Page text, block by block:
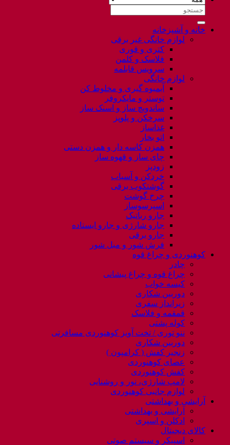
جستجو
خانه و آشپزخانه
لوازم خانگی غیر برقی
کتری و قوری
فلاسک و کلمن
سرویس قابلمه
لوازم خانگی
آبمیوه گیری و مخلوط کن
توستر و مایکروفر
ساندویچ ساز و اسنک ساز
سرخکن و پلوپز
غذاساز
اتو بخار
همزن کاسه دار و همزن دستی
چای ساز و قهوه ساز
زودپز
خردکن و آسیاب
گوشتکوب برقی
چرخ گوشت
اسپرسوساز
جارو رباتیک
جارو شارژی و جارو ایستاده
جارو برقی
فرش شور و مبل شور
کوهنوردی و چراغ قوه
چادر
چراغ قوه و چراغ پیشانی
کیسه خواب
دوربین شکاری
زیرانداز سفری
قمقمه و فلاسک
کوله پشتی
ننو توری / تخت آویز کوهنوردی مسافرتی
دوربین شکاری
زنجیر کفش ( کرامپون )
عصای کوهنوردی
کفش کوهنوردی
لامپ شارژی، نور و روشنایی
لوازم جانبی کوهنوردی
آرایشی و بهداشتی
آرایشی و بهداشتی
ادکلن و اسپری
کالای دیجیتال
اسپیکر و سیستم صوتی